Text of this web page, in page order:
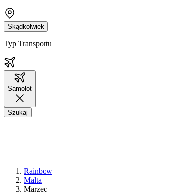
Skądkolwiek
Typ Transportu
Samolot
Szukaj
Rainbow
Malta
Marzec